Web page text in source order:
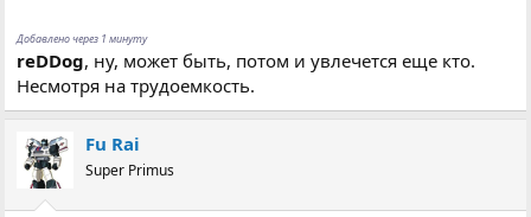
Добавлено через 1 минуту
reDDog, ну, может быть, потом и увлечется еще кто.
Несмотря на трудоемкость.
Fu Rai
Super Primus